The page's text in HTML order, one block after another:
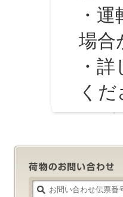
・運
場合
・詳
くだ